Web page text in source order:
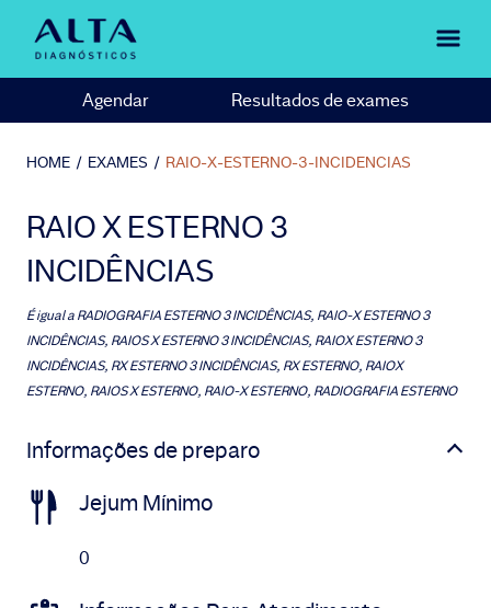
Agendar Resultados de exames
HOME / EXAMES / RAIO-X-ESTERNO-3-INCIDENCIAS
RAIO X ESTERNO 3
INCIDÊNCIAS
É igual aRADIOGRAFIA ESTERNO 3 INCIDÊNCIAS, RAIO-X ESTERNO 3
INCIDÊNCIAS, RAIOS X ESTERNO 3 INCIDÊNCIAS, RAIOX ESTERNO 3
INCIDÊNCIAS, RX ESTERNO 3 INCIDÊNCIAS, RX ESTERNO, RAIOX
ESTERNO, RAIOS X ESTERNO, RAIO-X ESTERNO, RADIOGRAFIA ESTERNO
Informações de preparo
Jejum Mínimo
0